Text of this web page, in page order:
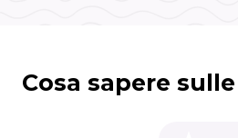
Cosa sapere sulle